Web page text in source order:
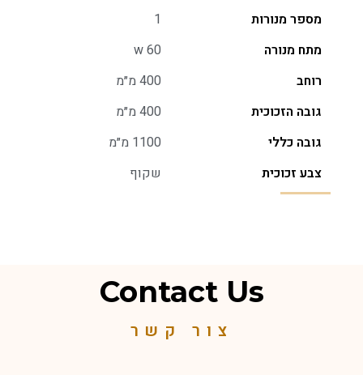
מספר מנורות
1
מתח מנורה
w 60
רוחב
400 מ״מ
גובה הזכוכית
400 מ״מ
גובה כללי
1100 מ״מ
צבע זכוכית
שקוף
Contact Us
צור קשר